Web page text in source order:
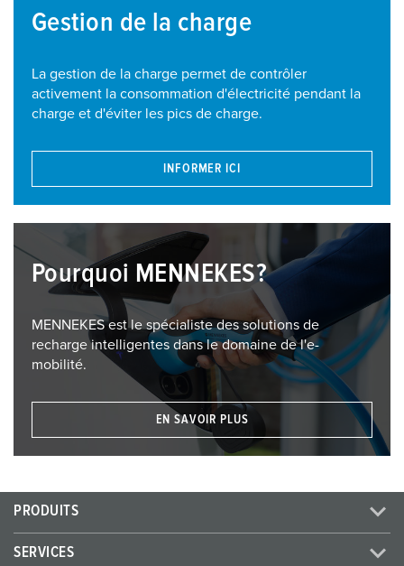
Gestion de la charge
La gestion de la charge permet de contrôler
activement la consommation d'électricité pendant la
charge et d'éviter les pics de charge.
INFORMER ICI
Pourquoi MENNEKES?
MENNEKES est le spécialiste des solutions de
recharge intelligentes dans le domaine de l'e-
mobilité.
EN SAVOIR PLUS
PRODUITS
SERVICES